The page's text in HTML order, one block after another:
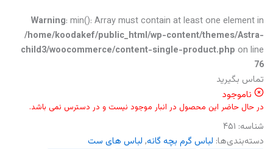
Warning: min(): Array must contain at least one element in
/home/koodakef/public_html/wp-content/themes/Astra-
child3/woocommerce/content-single-product.php on line
76
تماس بگیرید
ناموجود
در حال حاضر این محصول در انبار موجود نیست و در دسترس نمی باشد.
شناسه: ۴۵۱
دسته‌بندی‌ها: لباس گرم بچه گانه, لباس های ست